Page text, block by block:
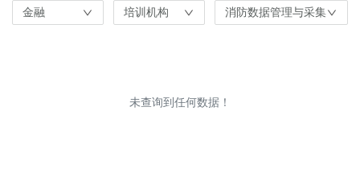
金融 培训机构 消防数据管理与采集
未查询到任何数据！